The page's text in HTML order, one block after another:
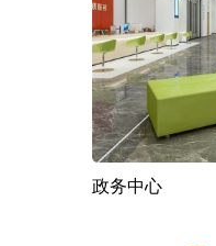
政务中心